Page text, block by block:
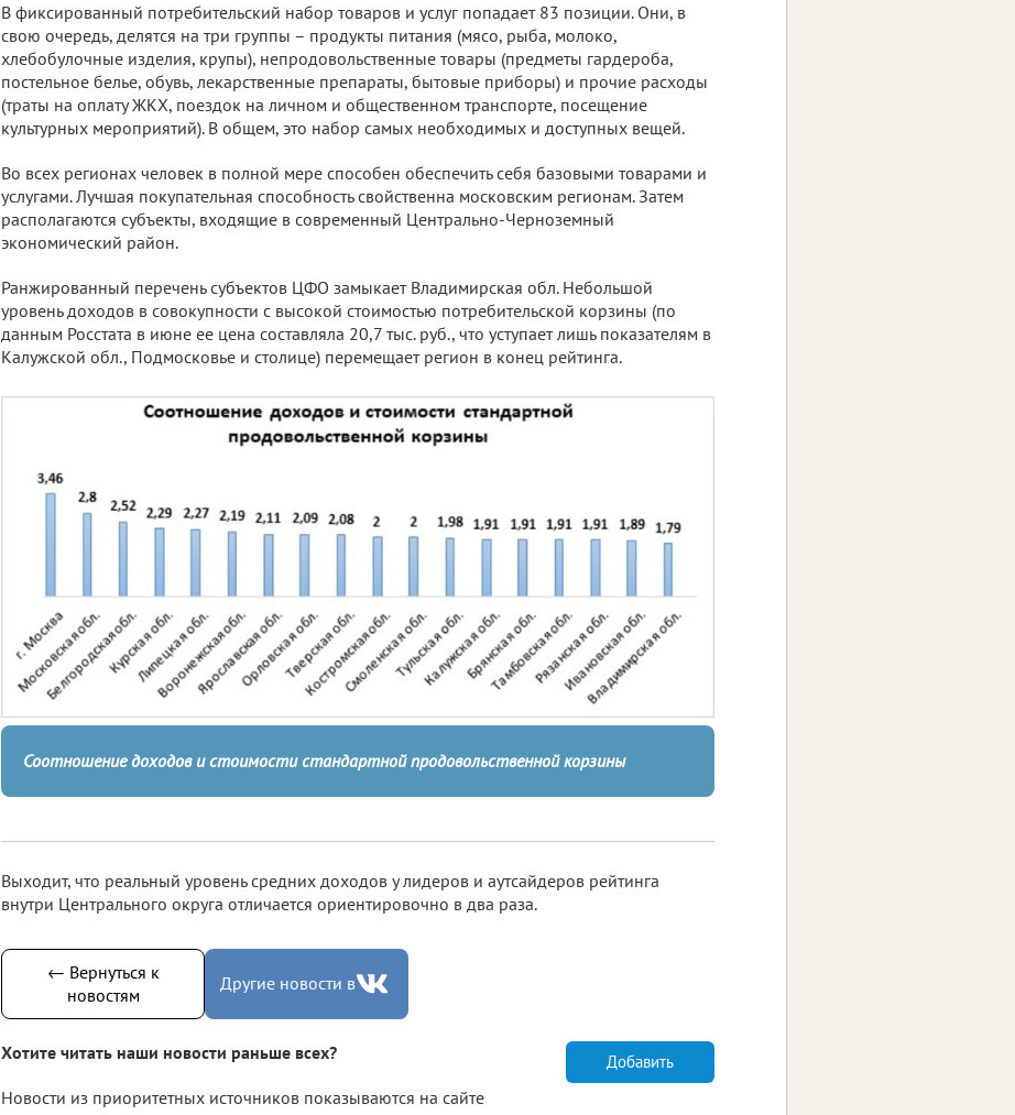
В фиксированный потребительский набор товаров и услуг попадает 83 позиции. Они, в
свою очередь, делятся на три группы – продукты питания (мясо, рыба, молоко,
хлебобулочные изделия, крупы), непродовольственные товары (предметы гардероба,
постельное белье, обувь, лекарственные препараты, бытовые приборы) и прочие расходы
(траты на оплату ЖКХ, поездок на личном и общественном транспорте, посещение
культурных мероприятий). В общем, это набор самых необходимых и доступных вещей.
Во всех регионах человек в полной мере способен обеспечить себя базовыми товарами и
услугами. Лучшая покупательная способность свойственна московским регионам. Затем
располагаются субъекты, входящие в современный Центрально-Черноземный
экономический район.
Ранжированный перечень субъектов ЦФО замыкает Владимирская обл. Небольшой
уровень доходов в совокупности с высокой стоимостью потребительской корзины (по
данным Росстата в июне ее цена составляла 20,7 тыс. руб., что уступает лишь показателям в
Калужской обл., Подмосковье и столице) перемещает регион в конец рейтинга.
Соотношение доходов и стоимости стандартной продовольственной корзины
Выходит, что реальный уровень средних доходов у лидеров и аутсайдеров рейтинга
внутри Центрального округа отличается ориентировочно в два раза.
← Вернуться к
новостям
Другие новости в
Хотите читать наши новости раньше всех?
Новости из приоритетных источников показываются на сайте
Добавить